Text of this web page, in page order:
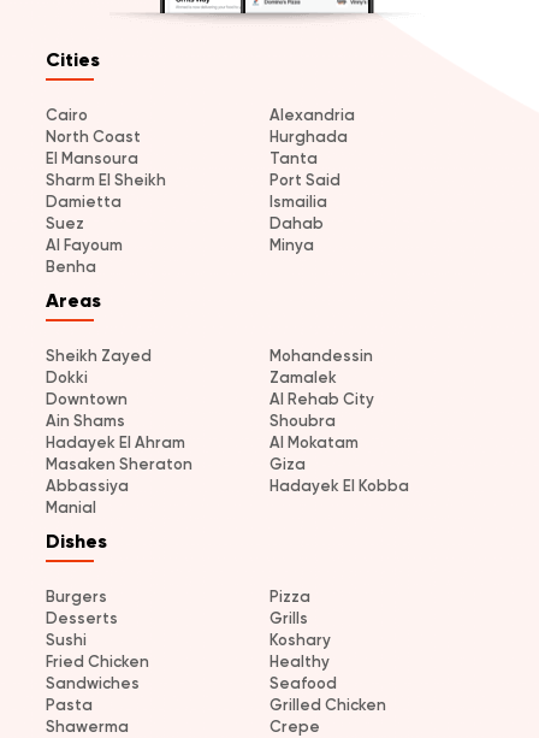
Cities
Cairo
Alexandria
North Coast
Hurghada
El Mansoura
Tanta
Sharm El Sheikh
Port Said
Damietta
Ismailia
Suez
Dahab
Al Fayoum
Minya
Benha
Areas
Sheikh Zayed
Mohandessin
Dokki
Zamalek
Downtown
Al Rehab City
Ain Shams
Shoubra
Hadayek El Ahram
Al Mokatam
Masaken Sheraton
Giza
Abbassiya
Hadayek El Kobba
Manial
Dishes
Burgers
Pizza
Desserts
Grills
Sushi
Koshary
Fried Chicken
Healthy
Sandwiches
Seafood
Pasta
Grilled Chicken
Shawerma
Crepe